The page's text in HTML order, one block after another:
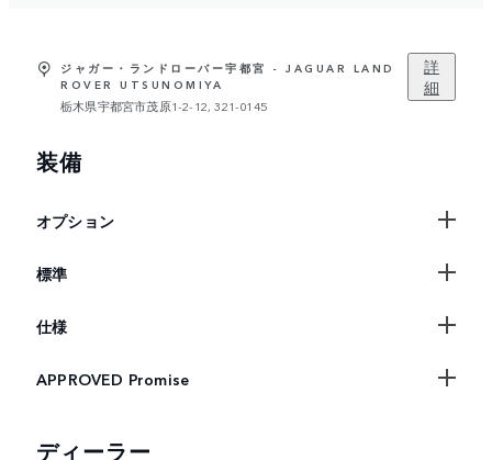
ジャガー・ランドローバー宇都宮 - JAGUAR LAND
ROVER UTSUNOMIYA
栃木県宇都宮市茂原1-2-12, 321-0145
詳
細
装備
オプション
標準
仕様
APPROVED Promise
ディーラー